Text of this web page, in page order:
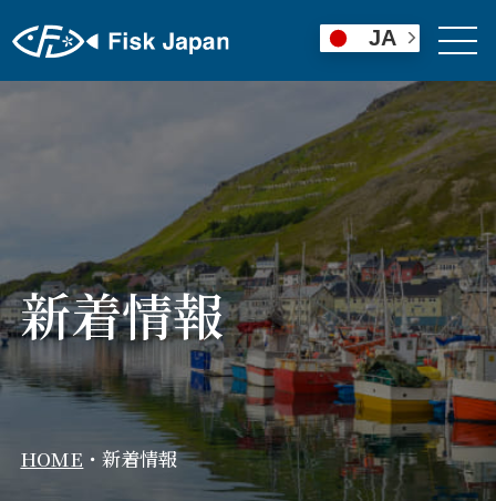
新着情報
HOME ・新着情報
JA